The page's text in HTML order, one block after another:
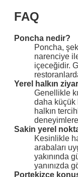
FAQ
Poncha nedir?
Poncha,
narenciye
içeceğidir.
Yerel halkın
Genellikle
daha küçük
halkın
Sakin yerel
Kesinlikle
arabaları
yakınında
yanınızda
Portekizce